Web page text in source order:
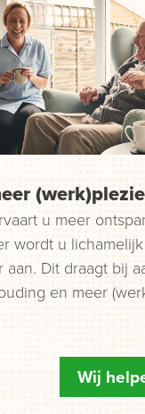
u meer
wordt u
aan. Dit draagt bij
en meer
Wij